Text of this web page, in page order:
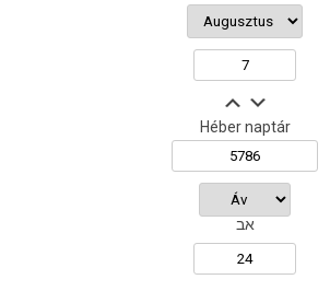
Héber naptár
אב